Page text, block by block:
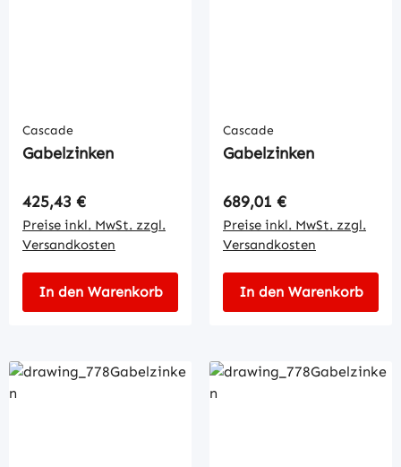
Cascade
Gabelzinken
Regulärer Preis:
425,43 €
Preise inkl. MwSt. zzgl.
Versandkosten
In den Warenkorb
Cascade
Gabelzinken
Regulärer Preis:
689,01 €
Preise inkl. MwSt. zzgl.
Versandkosten
In den Warenkorb